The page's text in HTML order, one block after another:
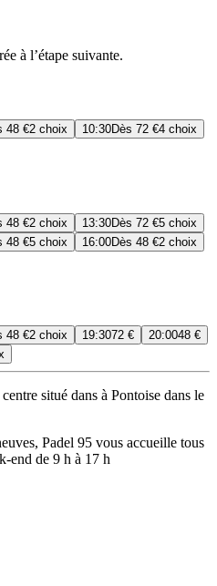
à l’étape suivante.
48 €2 choix 10:30Dès 72 €4 choix
48 €2 choix 13:30Dès 72 €5 choix
48 €5 choix 16:00Dès 48 €2 choix
48 €2 choix 19:3072 € 20:0048 €
situé dans à Pontoise dans le
Padel 95 vous accueille tous
end de 9 h à 17 h